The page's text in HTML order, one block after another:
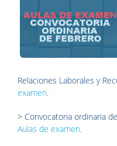
Relaciones Laborales y
examen.
> Convocatoria ordinaria
Aulas de examen.